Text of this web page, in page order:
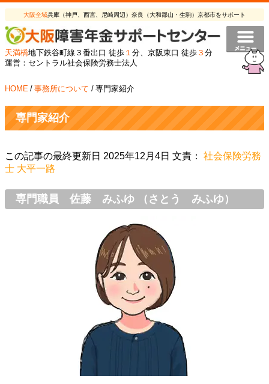
大阪全域兵庫（神戸、西宮、尼崎周辺）奈良（大和郡山・生駒）京都市をサポート
天満橋地下鉄谷町線３番出口 徒歩 １ 分、京阪東口 徒歩 ３ 分
運営：セントラル社会保険労務士法人
HOME / 事務所について / 専門家紹介
専門家紹介
この記事の最終更新日 2025年12月4日 文責： 社会保険労務
士 大平一路
専門職員 佐藤 みふゆ （さとう みふゆ）